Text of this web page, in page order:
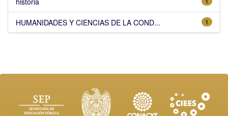
1
HUMANIDADES Y CIENCIAS DE LA COND...